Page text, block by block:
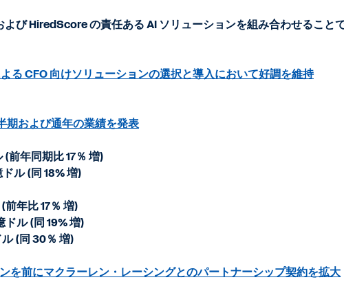
び HiredScore の責任ある AI ソリューションを組み合わせるこ
る CFO 向けソリューションの選択と導入において好調を維持
期および通年の業績を発表
前年同期比 17％ 増)
ル (同 18% 増)
年比 17％ 増)
ル (同 19% 増)
(同 30％ 増)
を前にマクラーレン・レーシングとのパートナーシップ契約を拡大